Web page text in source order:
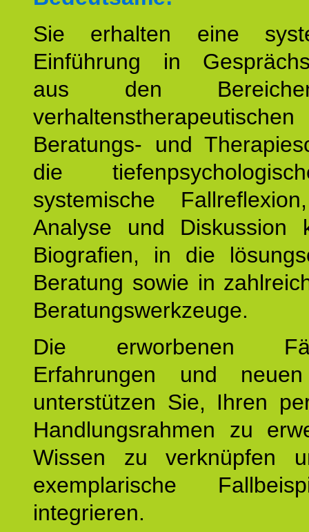
Sie erhalten eine
Einführung in
aus den
verhaltenstherapeutischen
Beratungs- und
die
systemische
Analyse und Diskussion
Biografien, in die
Beratung sowie in
Beratungswerkzeuge.
Die erworbenen
Erfahrungen und
unterstützen Sie, Ihren
Handlungsrahmen zu
Wissen zu verknüpfen
exemplarische
integrieren.